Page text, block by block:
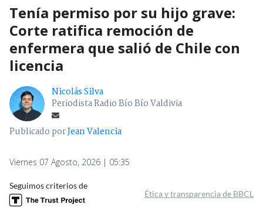
Tenía permiso por su hijo grave:
Corte ratifica remoción de
enfermera que salió de Chile con
licencia
Nicolás Silva
Periodista Radio Bío Bío Valdivia
Publicado porJean Valencia
Viernes 07 Agosto, 2026 | 05:35
Seguimos criterios de
Ética y transparencia de BBCL